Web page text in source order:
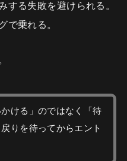
する失敗を避けられる。
で乗れる。
ける」のではなく「待
りを待ってからエント